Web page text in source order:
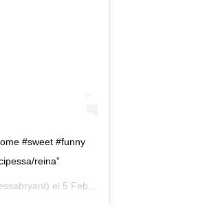
#sweet #funny
reina”
el 5 Feb, 2020 a las 8:51 PST